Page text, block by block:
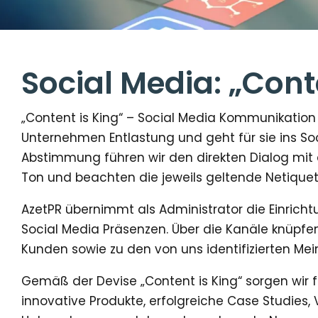
Social Media:
„Content is King“ – Social Media
Unternehmen Entlastung und geht für sie ins
Abstimmung führen wir den direkten Dialog
Ton und beachten die jeweils geltende
AzetPR übernimmt als Administrator die
Social Media Präsenzen. Über die Kanäle
Kunden sowie zu den von uns identifizierten
Gemäß der Devise „Content is King“ sorgen
innovative Produkte, erfolgreiche Case